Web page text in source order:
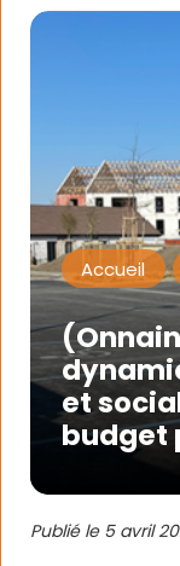
Accueil
et
budget
Publié le 5 avril